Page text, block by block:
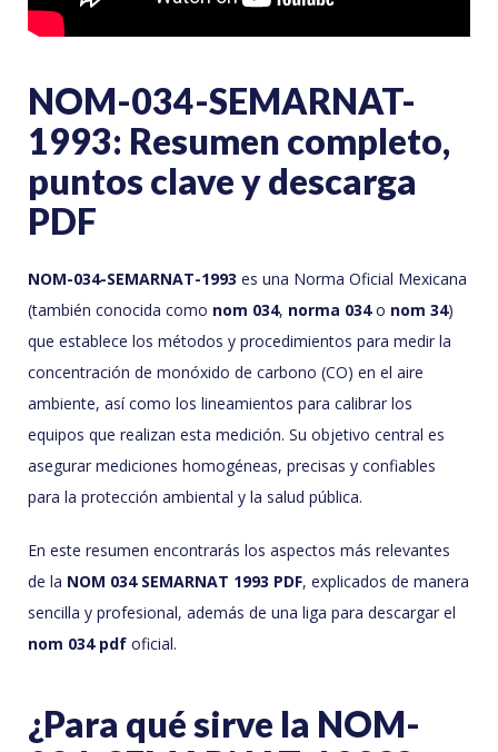
NOM-034-SEMARNAT-
1993: Resumen completo,
puntos clave y descarga
PDF
NOM-034-SEMARNAT-1993 es una Norma Oficial Mexicana
(también conocida como nom 034, norma 034o nom 34)
que establece los métodos y procedimientos para medir la
concentración de monóxido de carbono (CO) en el aire
ambiente, así como los lineamientos para calibrar los
equipos que realizan esta medición. Su objetivo central es
asegurar mediciones homogéneas, precisas y confiables
para la protección ambiental y la salud pública.
En este resumen encontrarás los aspectos más relevantes
de la NOM 034 SEMARNAT 1993 PDF, explicados de manera
sencilla y profesional, además de una liga para descargar el
nom 034 pdf oficial.
¿Para qué sirve la NOM-